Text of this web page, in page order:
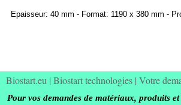
Epaisseur: 40 mm - Format: 1190 x 380 mm -
Pour vos demandes de matériaux, produits
Biostart.eu | Biostart technologies | Votre